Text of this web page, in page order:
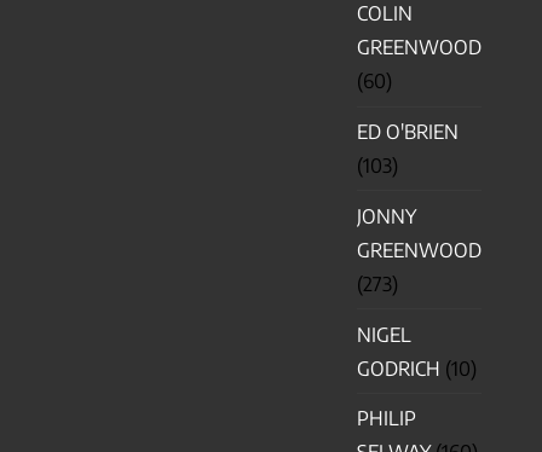
COLIN
GREENWOOD
(60)
ED O'BRIEN
(103)
JONNY
GREENWOOD
(273)
NIGEL
GODRICH (10)
PHILIP